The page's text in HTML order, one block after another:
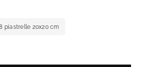
piastrelle 20x20 cm